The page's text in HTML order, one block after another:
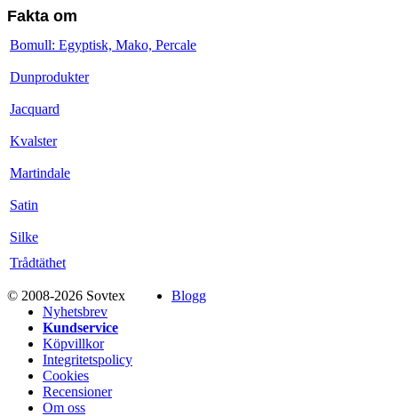
Fakta om
Bomull: Egyptisk, Mako, Percale
Dunprodukter
Jacquard
Kvalster
Martindale
Satin
Silke
Trådtäthet
© 2008-2026 Sovtex
Blogg
Nyhetsbrev
Kundservice
Köpvillkor
Integritetspolicy
Cookies
Recensioner
Om oss